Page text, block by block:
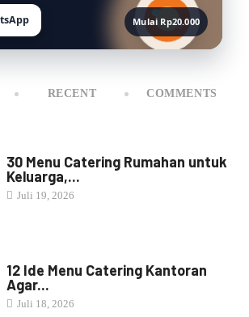
Mulai Rp20.000
RECENT COMMENTS
30 Menu Catering Rumahan untuk
Keluarga,...
Juli 19, 2026
12 Ide Menu Catering Kantoran
Agar...
Juli 18, 2026